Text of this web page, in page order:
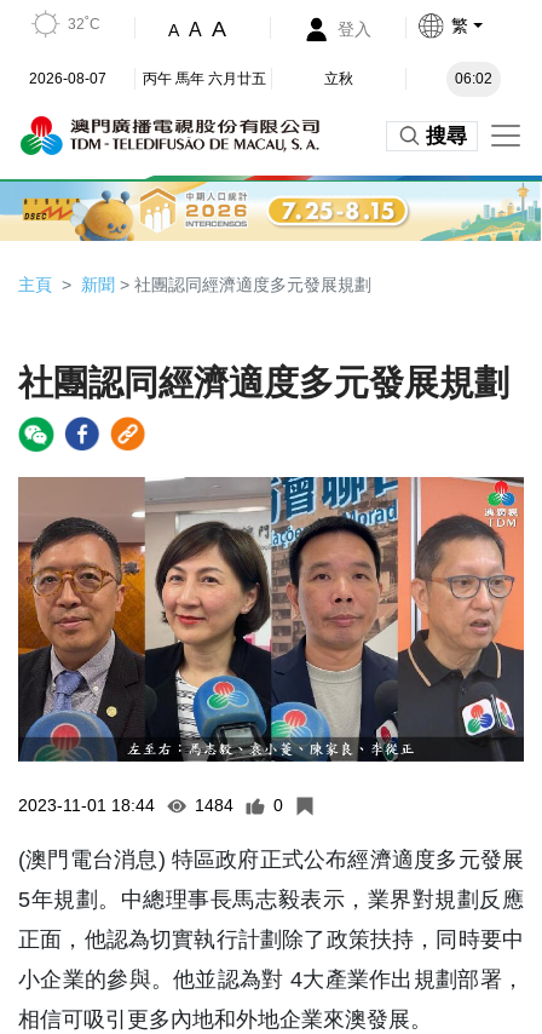
32˚C A A A 登入 繁
2026-08-07 丙午 馬年 六月廿五 立秋 06:02
搜尋
主頁 新聞 > 社團認同經濟適度多元發展規劃
社團認同經濟適度多元發展規劃
2023-11-01 18:44 1484 0
(澳門電台消息) 特區政府正式公布經濟適度多元發展
5年規劃。中總理事長馬志毅表示，業界對規劃反應
正面，他認為切實執行計劃除了政策扶持，同時要中
小企業的參與。他並認為對 4大產業作出規劃部署，
相信可吸引更多內地和外地企業來澳發展。